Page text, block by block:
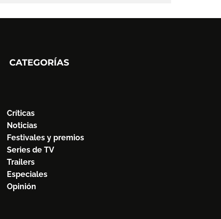
CATEGORÍAS
Críticas
Noticias
Festivales y premios
Series de TV
Trailers
Especiales
Opinión